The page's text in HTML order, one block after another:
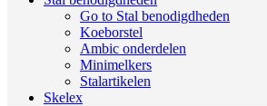
Go to Stal benodigdheden
Koeborstel
Ambic onderdelen
Minimelkers
Stalartikelen
Skelex